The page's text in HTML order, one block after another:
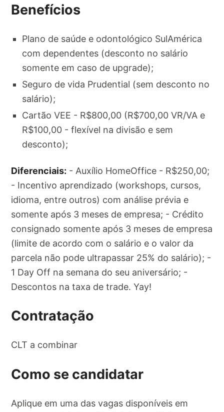
Benefícios
Plano de saúde e odontológico SulAmérica
com dependentes (desconto no salário
somente em caso de upgrade);
Seguro de vida Prudential (sem desconto no
salário);
Cartão VEE - R$800,00 (R$700,00 VR/VA e
R$100,00 - flexível na divisão e sem
desconto);
Diferenciais: - Auxílio HomeOffice - R$250,00;
- Incentivo aprendizado (workshops, cursos,
idioma, entre outros) com análise prévia e
somente após 3 meses de empresa; - Crédito
consignado somente após 3 meses de empresa
(limite de acordo com o salário e o valor da
parcela não pode ultrapassar 25% do salário); -
1 Day Off na semana do seu aniversário; -
Descontos na taxa de trade. Yay!
Contratação
CLT a combinar
Como se candidatar
Aplique em uma das vagas disponíveis em